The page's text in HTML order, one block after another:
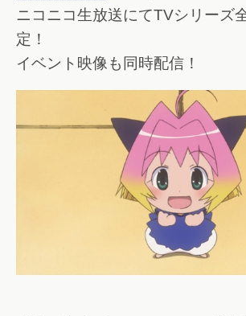
ニコニコ生放送にてTVシリーズ
定！
イベント映像も同時配信！